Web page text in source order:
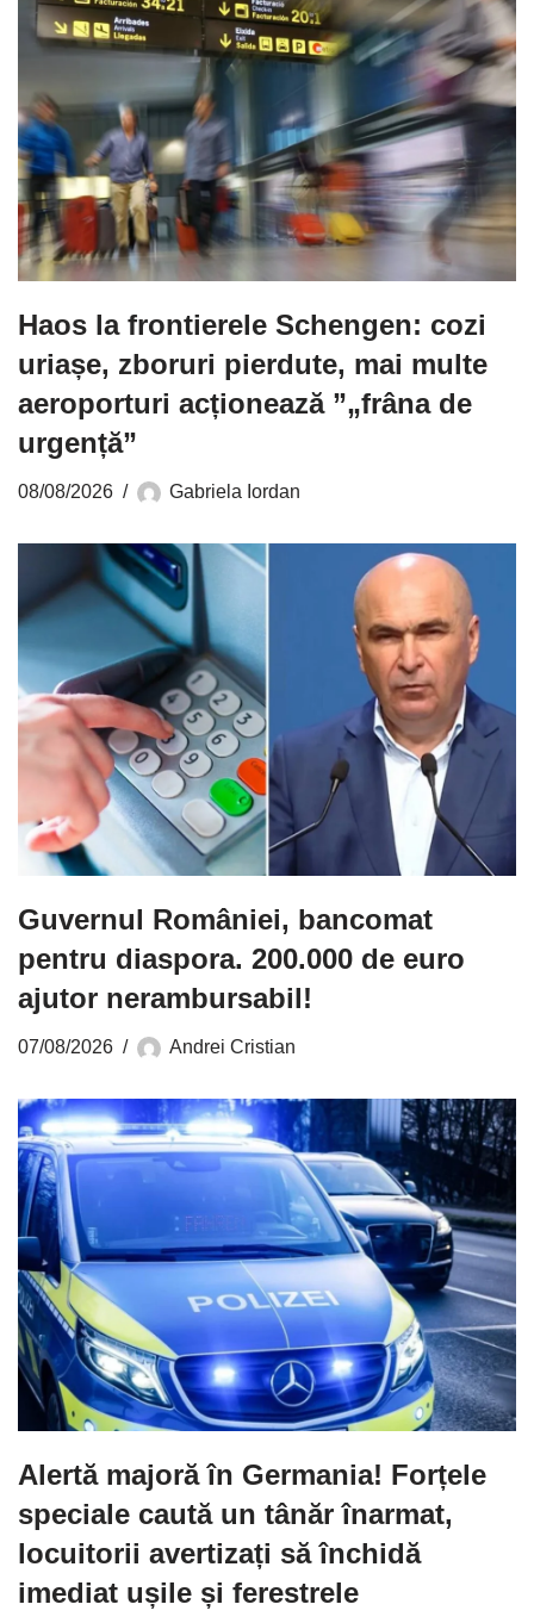
Haos la frontierele Schengen: cozi
uriașe, zboruri pierdute, mai multe
aeroporturi acționează ”„frâna de
urgență”
08/08/2026 Gabriela Iordan
Guvernul României, bancomat
pentru diaspora. 200.000 de euro
ajutor nerambursabil!
07/08/2026 Andrei Cristian
Alertă majoră în Germania! Forțele
speciale caută un tânăr înarmat,
locuitorii avertizați să închidă
imediat ușile și ferestrele